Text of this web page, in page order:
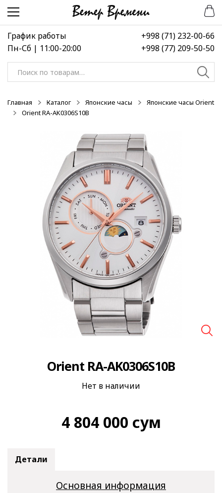
Перейти
навигации
Перейти
содержимому
График работы
Пн-Сб | 11:00-20:00
+998 (71) 232-00-66
+998 (77) 209-50-50
Искать:
Главная Каталог Японские часы
Японские часы Orient
Orient RA-AK0306S10B
Orient RA-AK0306S10B
Нет в наличии
4 804 000 сум
Детали
Основная информация